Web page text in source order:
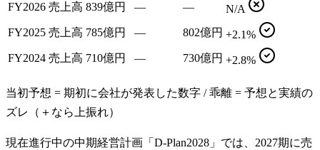
FY2026 売上高 839億円 — —
N/A
FY2025 売上高 785億円 — 802億円 +2.1%
FY2024 売上高 710億円 — 730億円 +2.8%
当初予想 = 期初に会社が発表した数字 / 乖離 = 予想と実績の
ズレ（＋なら上振れ）
現在進行中の中期経営計画「D-Plan2028」では、2027期に売